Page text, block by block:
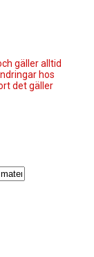
gäller alltid
hos
det gäller